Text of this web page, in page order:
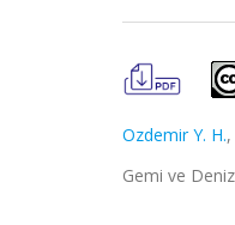
Ozdemir Y. H.,
Gemi ve